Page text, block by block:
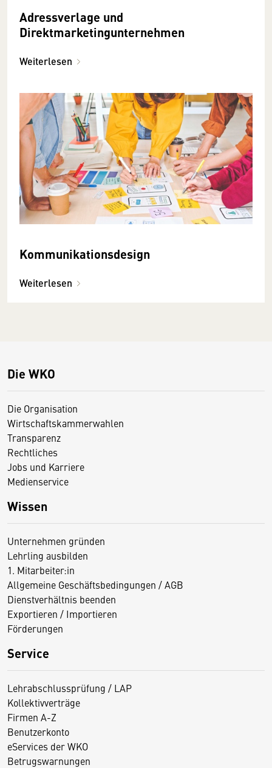
Adressverlage und
Direktmarketingunternehmen
Weiterlesen
Kommunikationsdesign
Weiterlesen
Die WKO
Die Organisation
Wirtschaftskammerwahlen
Transparenz
Rechtliches
Jobs und Karriere
Medienservice
Wissen
Unternehmen gründen
Lehrling ausbilden
1. Mitarbeiter:in
Allgemeine Geschäftsbedingungen / AGB
Dienstverhältnis beenden
Exportieren / Importieren
Förderungen
Service
Lehrabschlussprüfung / LAP
Kollektivverträge
Firmen A-Z
Benutzerkonto
eServices der WKO
Betrugswarnungen